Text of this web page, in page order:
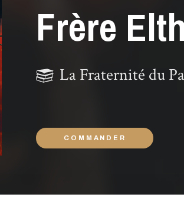
Frère
La Fraternité du
COMMANDER